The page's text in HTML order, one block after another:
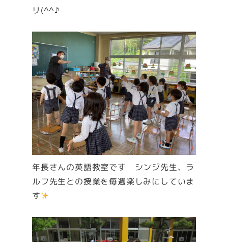
リ(^^♪
年長さんの英語教室です シンジ先生、ラ
ルフ先生との授業を毎週楽しみにしていま
す